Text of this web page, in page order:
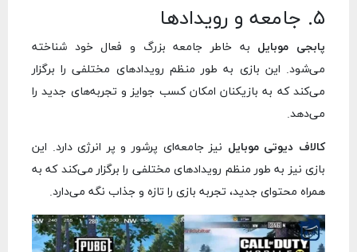
۵. جامعه و رویدادها
پابجی موبایل به خاطر جامعه بزرگ و فعال خود شناخته
می‌شود. این بازی به طور منظم رویدادهای مختلفی را برگزار
می‌کند که به بازیکنان امکان کسب جوایز و تجربه‌های جدید را
می‌دهد.
کالاف دیوتی موبایل نیز جامعه‌ای پرشور و پر انرژی دارد. این
بازی نیز به طور منظم رویدادهای مختلفی را برگزار می‌کند که به
همراه محتوای جدید، تجربه بازی را تازه و جذاب نگه می‌دارد.